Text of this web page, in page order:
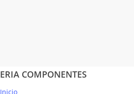
ERIA COMPONENTES
Inicio